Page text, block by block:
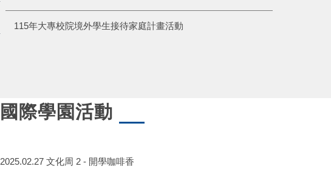
115年大專校院境外學生接待家庭計畫活動
國際學園活動
2025.02.27 文化周 2 - 開學咖啡香